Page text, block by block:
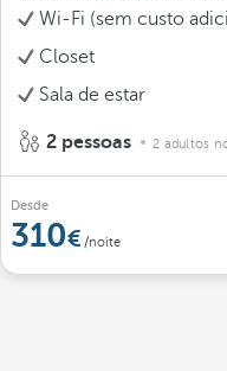
Wi-Fi (sem custo
Closet
Sala de estar
2 pessoas 2 adultos
Desde
310 /noite